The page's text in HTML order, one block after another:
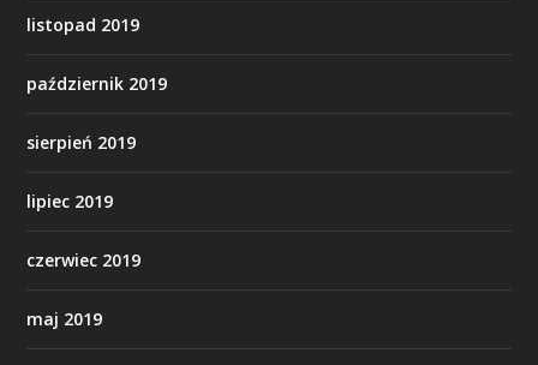
listopad 2019
październik 2019
sierpień 2019
lipiec 2019
czerwiec 2019
maj 2019